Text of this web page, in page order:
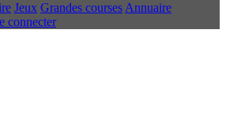
Jeux Grandes courses Annuaire
connecter